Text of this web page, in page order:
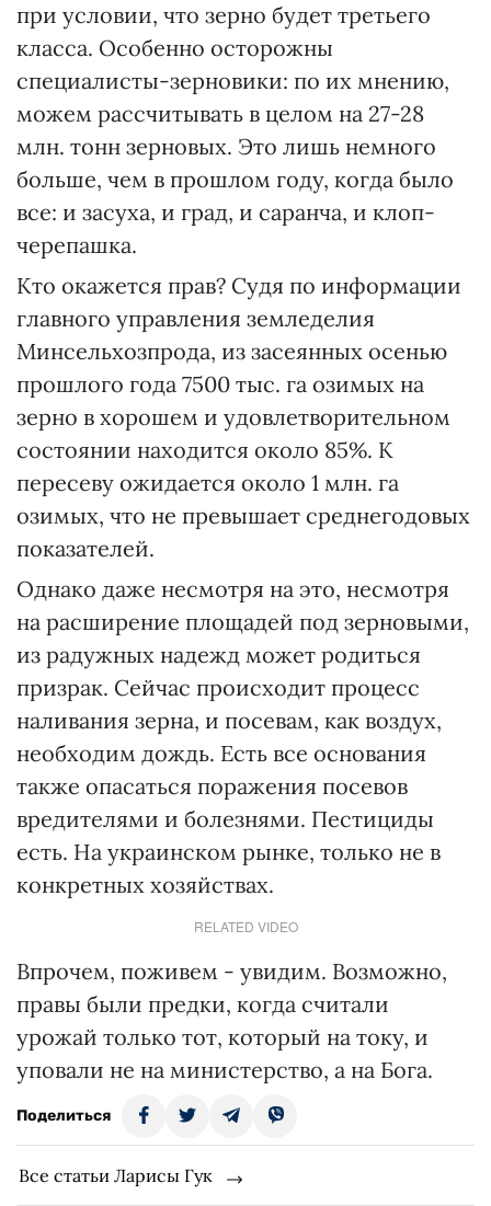
при условии, что зерно будет третьего
класса. Особенно осторожны
специалисты-зерновики: по их мнению,
можем рассчитывать в целом на 27-28
млн. тонн зерновых. Это лишь немного
больше, чем в прошлом году, когда было
все: и засуха, и град, и саранча, и клоп-
черепашка.
Кто окажется прав? Судя по информации
главного управления земледелия
Минсельхозпрода, из засеянных осенью
прошлого года 7500 тыс. га озимых на
зерно в хорошем и удовлетворительном
состоянии находится около 85%. К
пересеву ожидается около 1 млн. га
озимых, что не превышает среднегодовых
показателей.
Однако даже несмотря на это, несмотря
на расширение площадей под зерновыми,
из радужных надежд может родиться
призрак. Сейчас происходит процесс
наливания зерна, и посевам, как воздух,
необходим дождь. Есть все основания
также опасаться поражения посевов
вредителями и болезнями. Пестициды
есть. На украинском рынке, только не в
конкретных хозяйствах.
RELATED VIDEO
Впрочем, поживем - увидим. Возможно,
правы были предки, когда считали
урожай только тот, который на току, и
уповали не на министерство, а на Бога.
Поделиться
Все статьи Ларисы Гук